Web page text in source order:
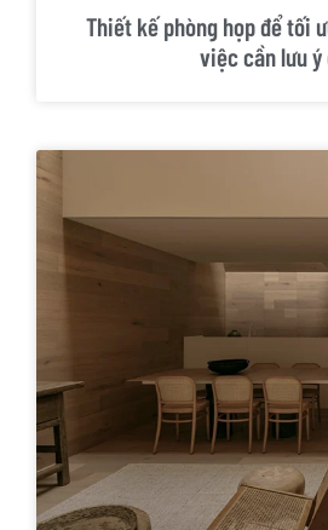
Thiết kế phòng họp để tối
việc cần lưu ý